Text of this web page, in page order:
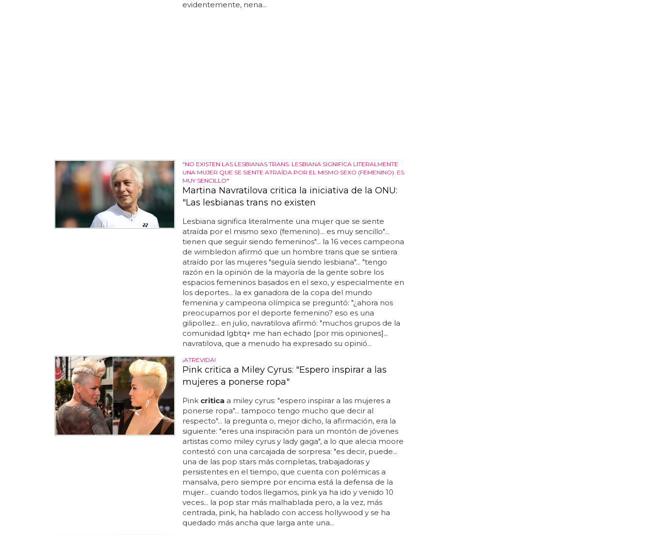
evidentemente, nena...
"NO EXISTEN LAS LESBIANAS TRANS. LESBIANA SIGNIFICA LITERALMENTE
UNA MUJER QUE SE SIENTE ATRAÍDA POR EL MISMO SEXO (FEMENINO). ES
MUY SENCILLO"
Martina Navratilova critica la iniciativa de la ONU:
"Las lesbianas trans no existen
Lesbiana significa literalmente una mujer que se siente
atraída por el mismo sexo (femenino)... es muy sencillo"...
tienen que seguir siendo femeninos"... la 16 veces campeona
de wimbledon afirmó que un hombre trans que se sintiera
atraído por las mujeres "seguía siendo lesbiana"... "tengo
razón en la opinión de la mayoría de la gente sobre los
espacios femeninos basados en el sexo, y especialmente en
los deportes... la ex ganadora de la copa del mundo
femenina y campeona olímpica se preguntó: "¿ahora nos
preocupamos por el deporte femenino? eso es una
gilipollez... en julio, navratilova afirmó: "muchos grupos de la
comunidad lgbtq+ me han echado [por mis opiniones]...
navratilova, que a menudo ha expresado su opinió...
¡ATREVIDA!
Pink critica a Miley Cyrus: "Espero inspirar a las
mujeres a ponerse ropa"
Pink critica a miley cyrus: "espero inspirar a las mujeres a
ponerse ropa"... tampoco tengo mucho que decir al
respecto"... la pregunta o, mejor dicho, la afirmación, era la
siguiente: "eres una inspiración para un montón de jóvenes
artistas como miley cyrus y lady gaga", a lo que alecia moore
contestó con una carcajada de sorpresa: "es decir, puede...
una de las pop stars más completas, trabajadoras y
persistentes en el tiempo, que cuenta con polémicas a
mansalva, pero siempre por encima está la defensa de la
mujer... cuando todos llegamos, pink ya ha ido y venido 10
veces... la pop star más malhablada pero, a la vez, más
centrada, pink, ha hablado con access hollywood y se ha
quedado más ancha que larga ante una...